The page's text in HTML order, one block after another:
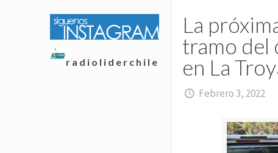
La
tramo del
en La
Febrero 3, 2022
radioliderchile